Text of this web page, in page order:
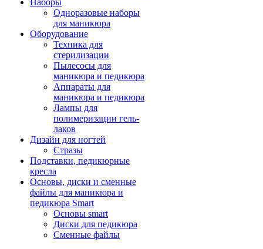
Наборы
Одноразовые наборы
для маникюра
Оборудование
Техника для
стерилизации
Пылесосы для
маникюра и педикюра
Аппараты для
маникюра и педикюра
Лампы для
полимеризации гель-
лаков
Дизайн для ногтей
Стразы
Подставки, педикюрные
кресла
Основы, диски и сменные
файлы для маникюра и
педикюра Smart
Основы smart
Диски для педикюра
Сменные файлы